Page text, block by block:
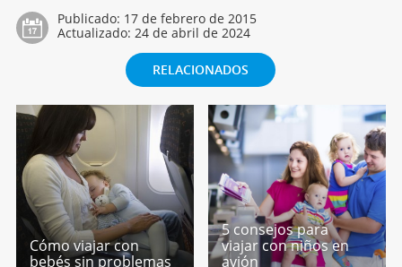
Publicado: 17 de febrero de 2015
Actualizado: 24 de abril de 2024
RELACIONADOS
Cómo viajar con
bebés sin problemas
5 consejos para
viajar con niños en
avión